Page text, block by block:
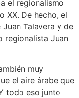
el regionalismo
XX. De hecho, el
Talavera y de
regionalista Juan
muy
el aire árabe que
todo eso junto